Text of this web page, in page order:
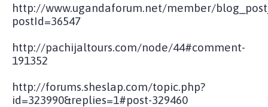
http://www.ugandaforum.net/member/
postId=36547
http://pachijaltours.com/node/44#comment-
191352
http://forums.sheslap.com/topic.php?
id=323990&replies=1#post-329460